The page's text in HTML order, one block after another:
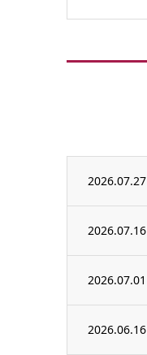
2026.07.27
2026.07.16
2026.07.01
2026.06.16